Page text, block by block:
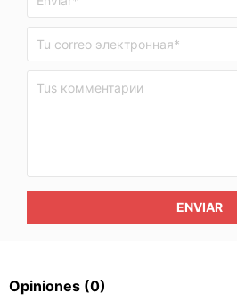
ENVIAR
Opiniones (0)